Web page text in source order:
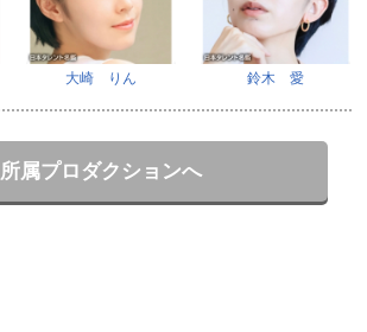
大崎 りん 鈴木 愛
所属プロダクションへ